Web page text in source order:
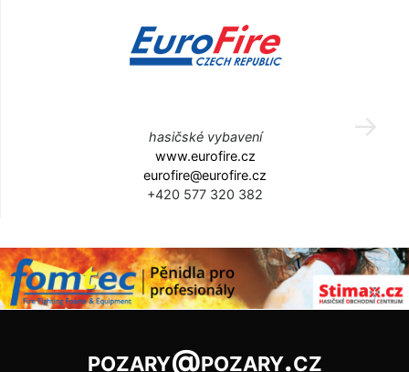
hasičské vybavení
www.eurofire.cz
eurofire@eurofire.cz
+420 577 320 382
pozary@pozary.cz